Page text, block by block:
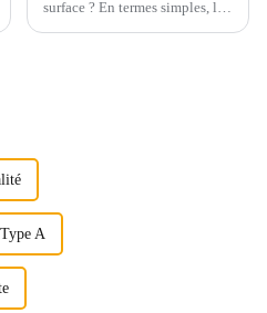
surface ? En termes simples, le
A